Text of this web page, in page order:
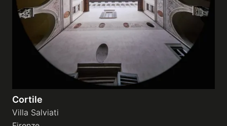
Cortile
Villa Salviati